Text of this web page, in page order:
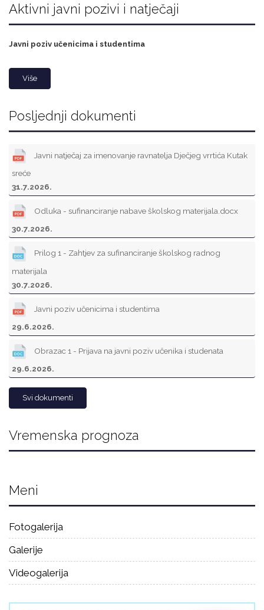
Aktivni javni pozivi i natječaji
Javni poziv učenicima i studentima
Više
Posljednji dokumenti
Javni natječaj za imenovanje ravnatelja Dječjeg vrrtića Kutak
sreće
31.7.2026.
Odluka - sufinanciranje nabave školskog materijala.docx
30.7.2026.
Prilog 1 - Zahtjev za sufinanciranje školskog radnog
materijala
30.7.2026.
Javni poziv učenicima i studentima
29.6.2026.
Obrazac 1 - Prijava na javni poziv učenika i studenata
29.6.2026.
Svi dokumenti
Vremenska prognoza
Meni
Fotogalerija
Galerije
Videogalerija